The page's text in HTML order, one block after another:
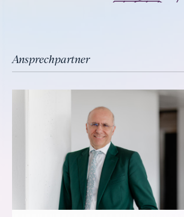
Ansprechpartner